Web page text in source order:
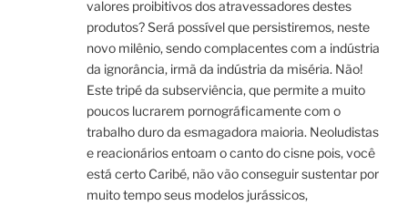
valores proibitivos dos atravessadores destes
produtos? Será possível que persistiremos, neste
novo milênio, sendo complacentes com a indústria
da ignorância, irmã da indústria da miséria. Não!
Este tripé da subserviência, que permite a muito
poucos lucrarem pornográficamente com o
trabalho duro da esmagadora maioria. Neoludistas
e reacionários entoam o canto do cisne pois, você
está certo Caribé, não vão conseguir sustentar por
muito tempo seus modelos jurássicos,